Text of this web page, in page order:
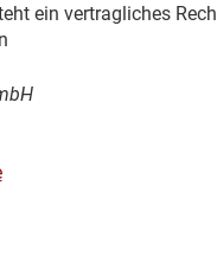
ein vertragliches